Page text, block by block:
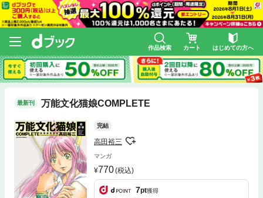
作品検索 カート はじめての方へ
最新刊 万能文化猫娘COMPLETE
完結
高田裕三
マンガ
770(税込)
7pt獲得